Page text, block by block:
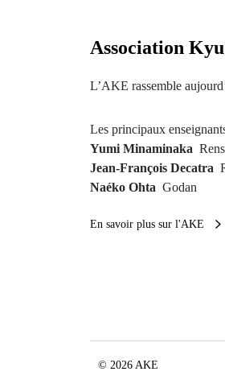
Association
L’AKE rassemble
Les principaux
Yumi Minaminaka
Jean-François Decatra
Naéko Ohta Godan
En savoir plus sur l'AKE
© 2026 AKE